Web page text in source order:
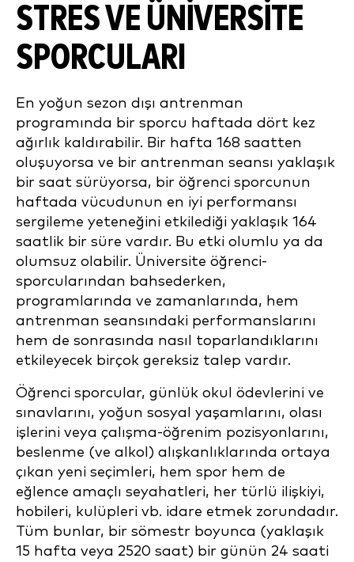
STRES VE ÜNİVERSİTE
SPORCULARI
En yoğun sezon dışı antrenman
programında bir sporcu haftada dört kez
ağırlık kaldırabilir. Bir hafta 168 saatten
oluşuyorsa ve bir antrenman seansı yaklaşık
bir saat sürüyorsa, bir öğrenci sporcunun
haftada vücudunun en iyi performansı
sergileme yeteneğini etkilediği yaklaşık 164
saatlik bir süre vardır. Bu etki olumlu ya da
olumsuz olabilir. Üniversite öğrenci-
sporcularından bahsederken,
programlarında ve zamanlarında, hem
antrenman seansındaki performanslarını
hem de sonrasında nasıl toparlandıklarını
etkileyecek birçok gereksiz talep vardır.
Öğrenci sporcular, günlük okul ödevlerini ve
sınavlarını, yoğun sosyal yaşamlarını, olası
işlerini veya çalışma-öğrenim pozisyonlarını,
beslenme (ve alkol) alışkanlıklarında ortaya
çıkan yeni seçimleri, hem spor hem de
eğlence amaçlı seyahatleri, her türlü ilişkiyi,
hobileri, kulüpleri vb. idare etmek zorundadır.
Tüm bunlar, bir sömestr boyunca (yaklaşık
15 hafta veya 2520 saat) bir günün 24 saati